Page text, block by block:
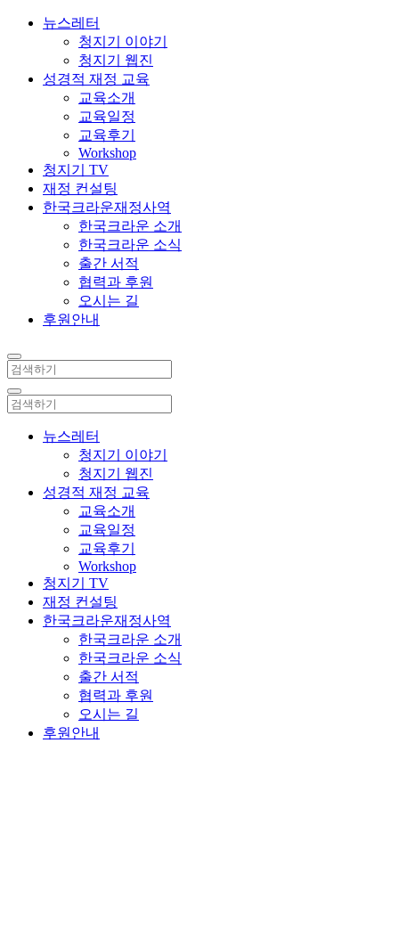
뉴스레터
청지기 이야기
청지기 웹진
성경적 재정 교육
교육소개
교육일정
교육후기
Workshop
청지기 TV
재정 컨설팅
한국크라운재정사역
한국크라운 소개
한국크라운 소식
출간 서적
협력과 후원
오시는 길
후원안내
뉴스레터
청지기 이야기
청지기 웹진
성경적 재정 교육
교육소개
교육일정
교육후기
Workshop
청지기 TV
재정 컨설팅
한국크라운재정사역
한국크라운 소개
한국크라운 소식
출간 서적
협력과 후원
오시는 길
후원안내